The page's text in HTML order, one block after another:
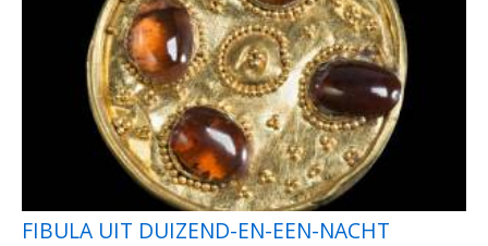
FIBULA UIT DUIZEND-EN-EEN-NACHT